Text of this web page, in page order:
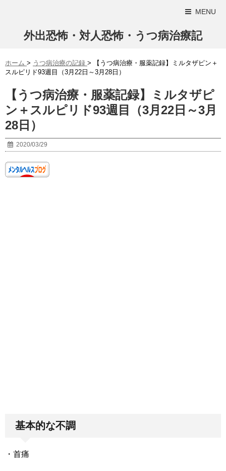
MENU
外出恐怖・対人恐怖・うつ病治療記
ホーム > うつ病治療の記録 >
【うつ病治療・服薬記録】ミルタザピン＋
スルピリド93週目（3月22日～3月28日）
【うつ病治療・服薬記録】ミルタザピ
ン＋スルピリド93週目（3月22日～3月
28日）
2020/03/29
基本的な不調
・首痛